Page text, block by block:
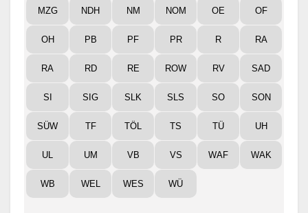
MZG NDH NM NOM OE OF
OH PB PF PR R RA
RA RD RE ROW RV SAD
SI SIG SLK SLS SO SON
SÜW TF TÖL TS TÜ UH
UL UM VB VS WAF WAK
WB WEL WES WÜ